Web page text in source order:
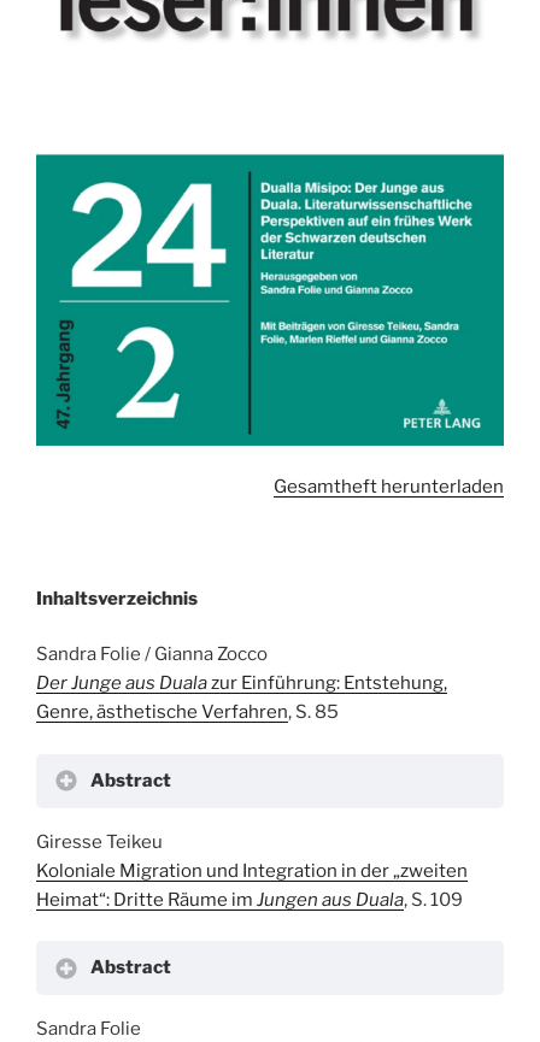
Gesamtheft herunterladen
Inhaltsverzeichnis
Sandra Folie / Gianna Zocco
Der Junge aus Dualazur Einführung: Entstehung,
Genre, ästhetische Verfahren, S. 85
Abstract
Giresse Teikeu
Koloniale Migration und Integration in der „zweiten
Heimat“: Dritte Räume im Jungen aus Duala, S. 109
Abstract
Sandra Folie